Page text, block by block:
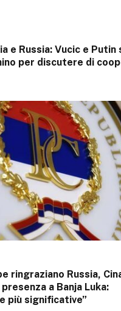
e Russia: Vucic e Putin
per discutere di
ringraziano Russia,
a Banja Luka:
più significative”